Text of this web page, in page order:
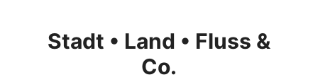
springenStadt • Land • Fluss &
Co.